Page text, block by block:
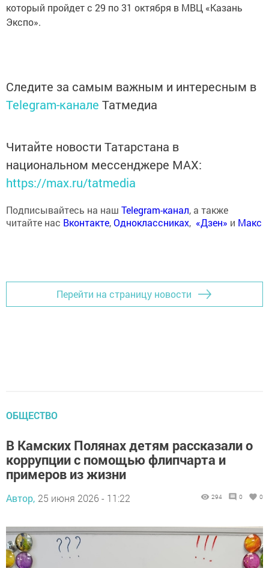
который пройдет с 29 по 31 октября в МВЦ «Казань
Экспо».
Следите за самым важным и интересным в
Telegram-канале Татмедиа
Читайте новости Татарстана в
национальном мессенджере MАХ:
https://max.ru/tatmedia
Подписывайтесь на наш Telegram-канал, а также
читайте нас Вконтакте,Одноклассниках, «Дзен» и Макс
Перейти на страницу новости
ОБЩЕСТВО
В Камских Полянах детям рассказали о
коррупции с помощью флипчарта и
примеров из жизни
Автор, 25 июня 2026 - 11:22 294 0 0